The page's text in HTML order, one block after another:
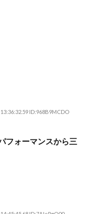
ID:968B9MCDO
フォーマンスから三